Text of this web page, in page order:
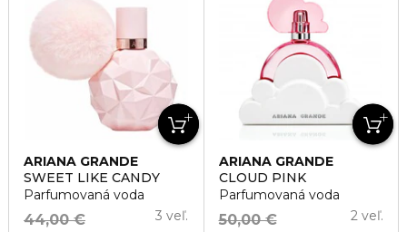
ARIANA GRANDE
SWEET LIKE CANDY
Parfumovaná voda
44,00 € 3 veľ.
ARIANA GRANDE
CLOUD PINK
Parfumovaná voda
50,00 € 2 veľ.